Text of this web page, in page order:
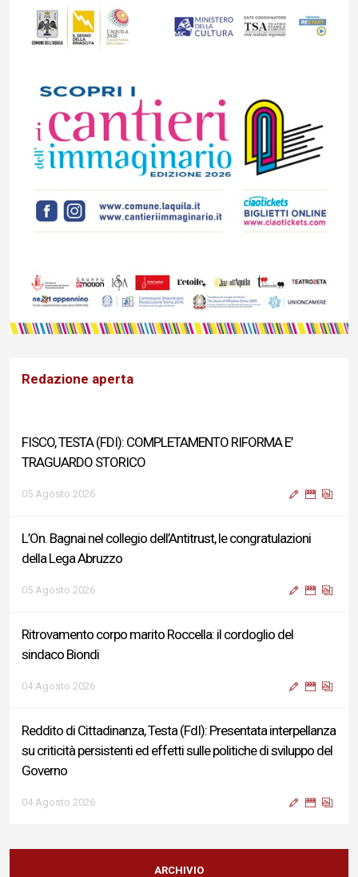
Redazione aperta
FISCO, TESTA (FDI): COMPLETAMENTO RIFORMA E’
TRAGUARDO STORICO
05 Agosto 2026
L’On. Bagnai nel collegio dell’Antitrust, le congratulazioni
della Lega Abruzzo
05 Agosto 2026
Ritrovamento corpo marito Roccella: il cordoglio del
sindaco Biondi
04 Agosto 2026
Reddito di Cittadinanza, Testa (FdI): Presentata interpellanza
su criticità persistenti ed effetti sulle politiche di sviluppo del
Governo
04 Agosto 2026
Sigismondi, Liris e Testa: “Profondo cordoglio e vicinanza al
Ministro Roccella e alla sua famiglia”
ARCHIVIO